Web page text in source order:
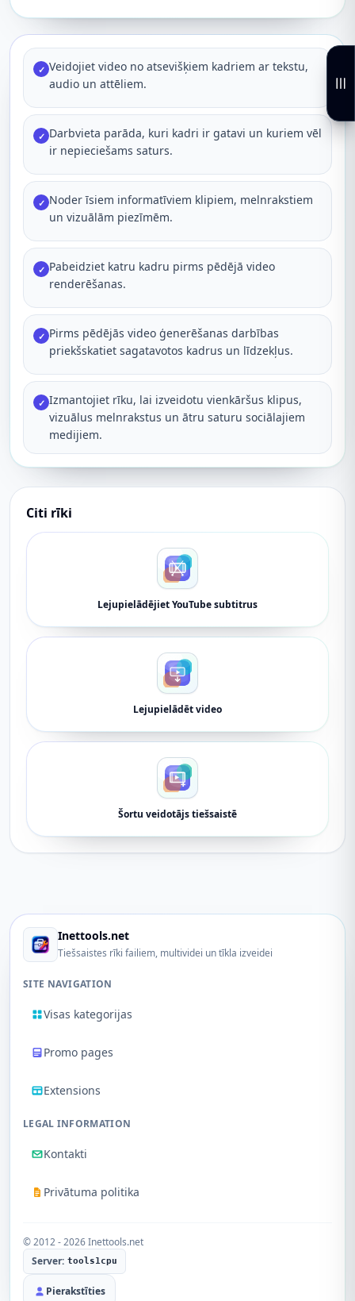
✓ Veidojiet video no atsevišķiem kadriem ar tekstu,
audio un attēliem.
✓ Darbvieta parāda, kuri kadri ir gatavi un kuriem vēl
ir nepieciešams saturs.
✓ Noder īsiem informatīviem klipiem, melnrakstiem
un vizuālām piezīmēm.
✓ Pabeidziet katru kadru pirms pēdējā video
renderēšanas.
✓ Pirms pēdējās video ģenerēšanas darbības
priekšskatiet sagatavotos kadrus un līdzekļus.
✓ Izmantojiet rīku, lai izveidotu vienkāršus klipus,
vizuālus melnrakstus un ātru saturu sociālajiem
medijiem.
Citi rīki
Lejupielādējiet YouTube subtitrus
Lejupielādēt video
Šortu veidotājs tiešsaistē
Inettools.net
Tiešsaistes rīki failiem, multividei un tīkla izveidei
SITE NAVIGATION
Visas kategorijas
Promo pages
Extensions
LEGAL INFORMATION
Kontakti
Privātuma politika
© 2012 - 2026 Inettools.net
Server: tools1cpu
Pierakstīties